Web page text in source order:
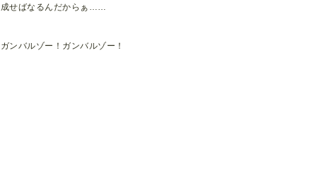
成せばなるんだからぁ……
ガンバルゾー！ガンバルゾー！